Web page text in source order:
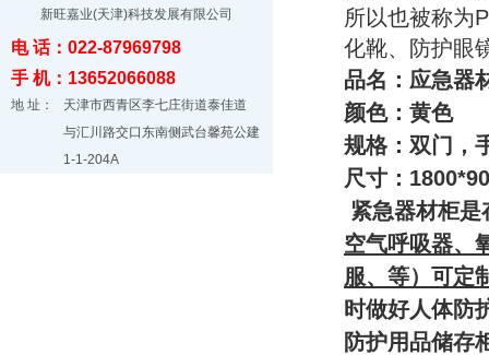
新旺嘉业(天津)科技发展有限公司
电 话：022-87969798
手 机：13652066088
地 址：
天津市西青区李七庄街道泰佳道
与汇川路交口东南侧武台馨苑公建
1-1-204A
所以也被称为
化靴、防护眼
品名：应急器
颜色：黄色
规格：双门，
尺寸：
紧急器材柜
空气呼吸器、
服、等）可定
时做好人体防
防护用品储存